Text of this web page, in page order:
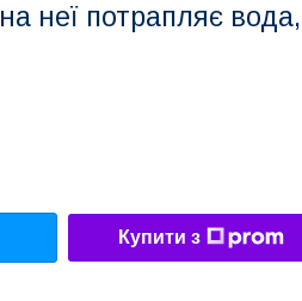
неї потрапляє вода,
Купити з